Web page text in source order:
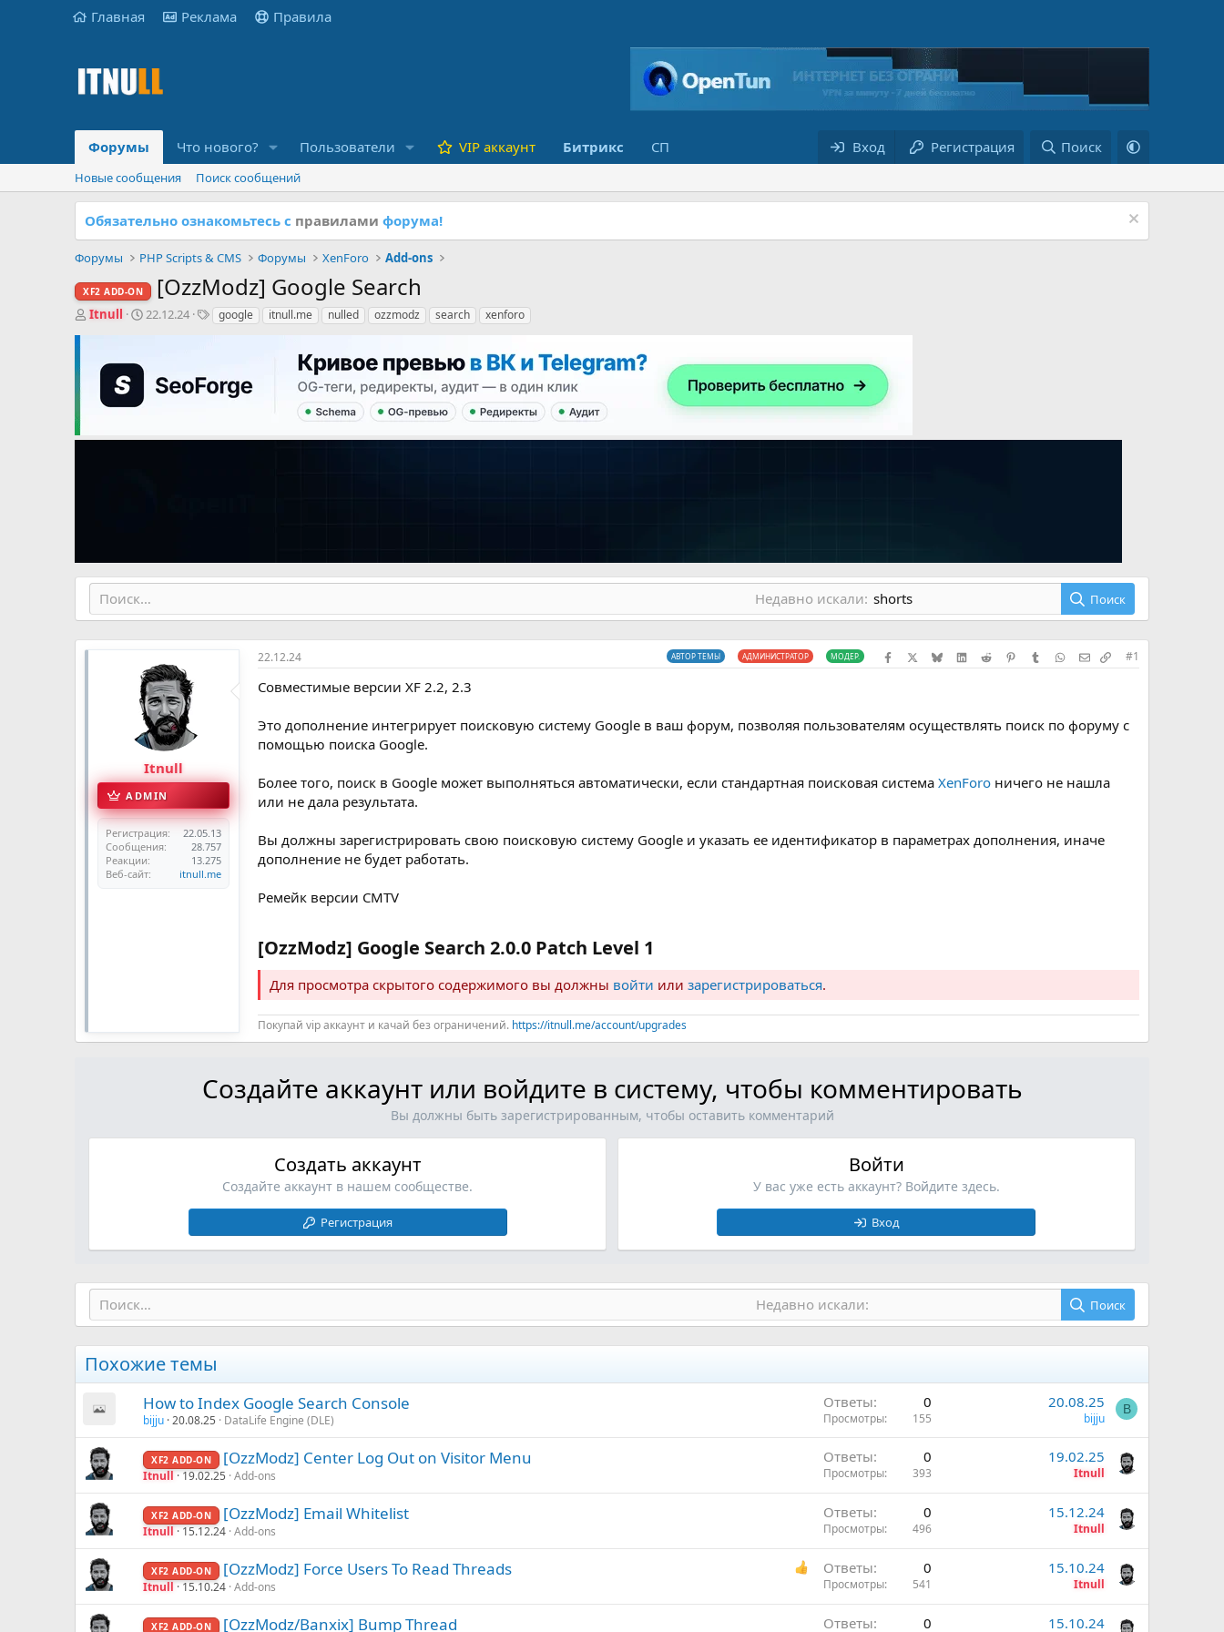
Главная Реклама Правила
Форумы Что нового? Пользователи VIP аккаунт Битрикс СП Вход Регистрация Поиск
Новые сообщения Поиск сообщений
Обязательно ознакомьтесь с правилами форума!
Форумы PHP Scripts & CMS Форумы XenForo Add-ons
XF2 ADD-ON [OzzModz] Google Search
А
ы
Itnull
Д
л
22.12.24
Тgoogle itnull.me nulled ozzmodz search xenforo
Недавно искали: shorts Поиск
Itnull
ADMIN
Регистрация
22.05.13
Сообщения
28.757
Реакции
13.275
Веб-сайт
itnull.me
22.12.24 АВТОР ТЕМЫ АДМИНИСТРАТОР МОДЕР. FacebookX (Twitter)
BlueskyLinkedInRedditPinterestTumblrWhatsApp
Электронная почта
Скопировать
#1
Совместимые версии XF 2.2, 2.3
Это дополнение интегрирует поисковую систему Google в ваш форум, позволяя пользователям осуществлять поиск по форуму с
помощью поиска Google.
Более того, поиск в Google может выполняться автоматически, если стандартная поисковая система XenForo ничего не нашла
или не дала результата.
Вы должны зарегистрировать свою поисковую систему Google и указать ее идентификатор в параметрах дополнения, иначе
дополнение не будет работать.
Ремейк версии CMTV
[OzzModz] Google Search 2.0.0 Patch Level 1​
Для просмотра скрытого содержимого вы должны войти или зарегистрироваться.
Покупай vip аккаунт и качай без ограничений. https://itnull.me/account/upgrades
Создайте аккаунт или войдите в систему, чтобы комментировать
Вы должны быть зарегистрированным, чтобы оставить комментарий
Создать аккаунт
Создайте аккаунт в нашем сообществе.
Регистрация
Войти
У вас уже есть аккаунт? Войдите здесь.
Вход
Недавно искали: Поиск
Похожие темы
How to Index Google Search Console
bijju 20.08.25 DataLife Engine (DLE)
Ответы 0
Просмотры 155
20.08.25
bijju
B
XF2 ADD-ON [OzzModz] Center Log Out on Visitor Menu
Itnull 19.02.25 Add-ons
Ответы 0
Просмотры 393
19.02.25
Itnull
XF2 ADD-ON [OzzModz] Email Whitelist
Itnull 15.12.24 Add-ons
Ответы 0
Просмотры 496
15.12.24
Itnull
XF2 ADD-ON [OzzModz] Force Users To Read Threads
Itnull 15.10.24 Add-ons
Ответы 0
Просмотры 541
15.10.24
Itnull
XF2 ADD-ON [OzzModz/Banxix] Bump Thread Ответы 0 15.10.24